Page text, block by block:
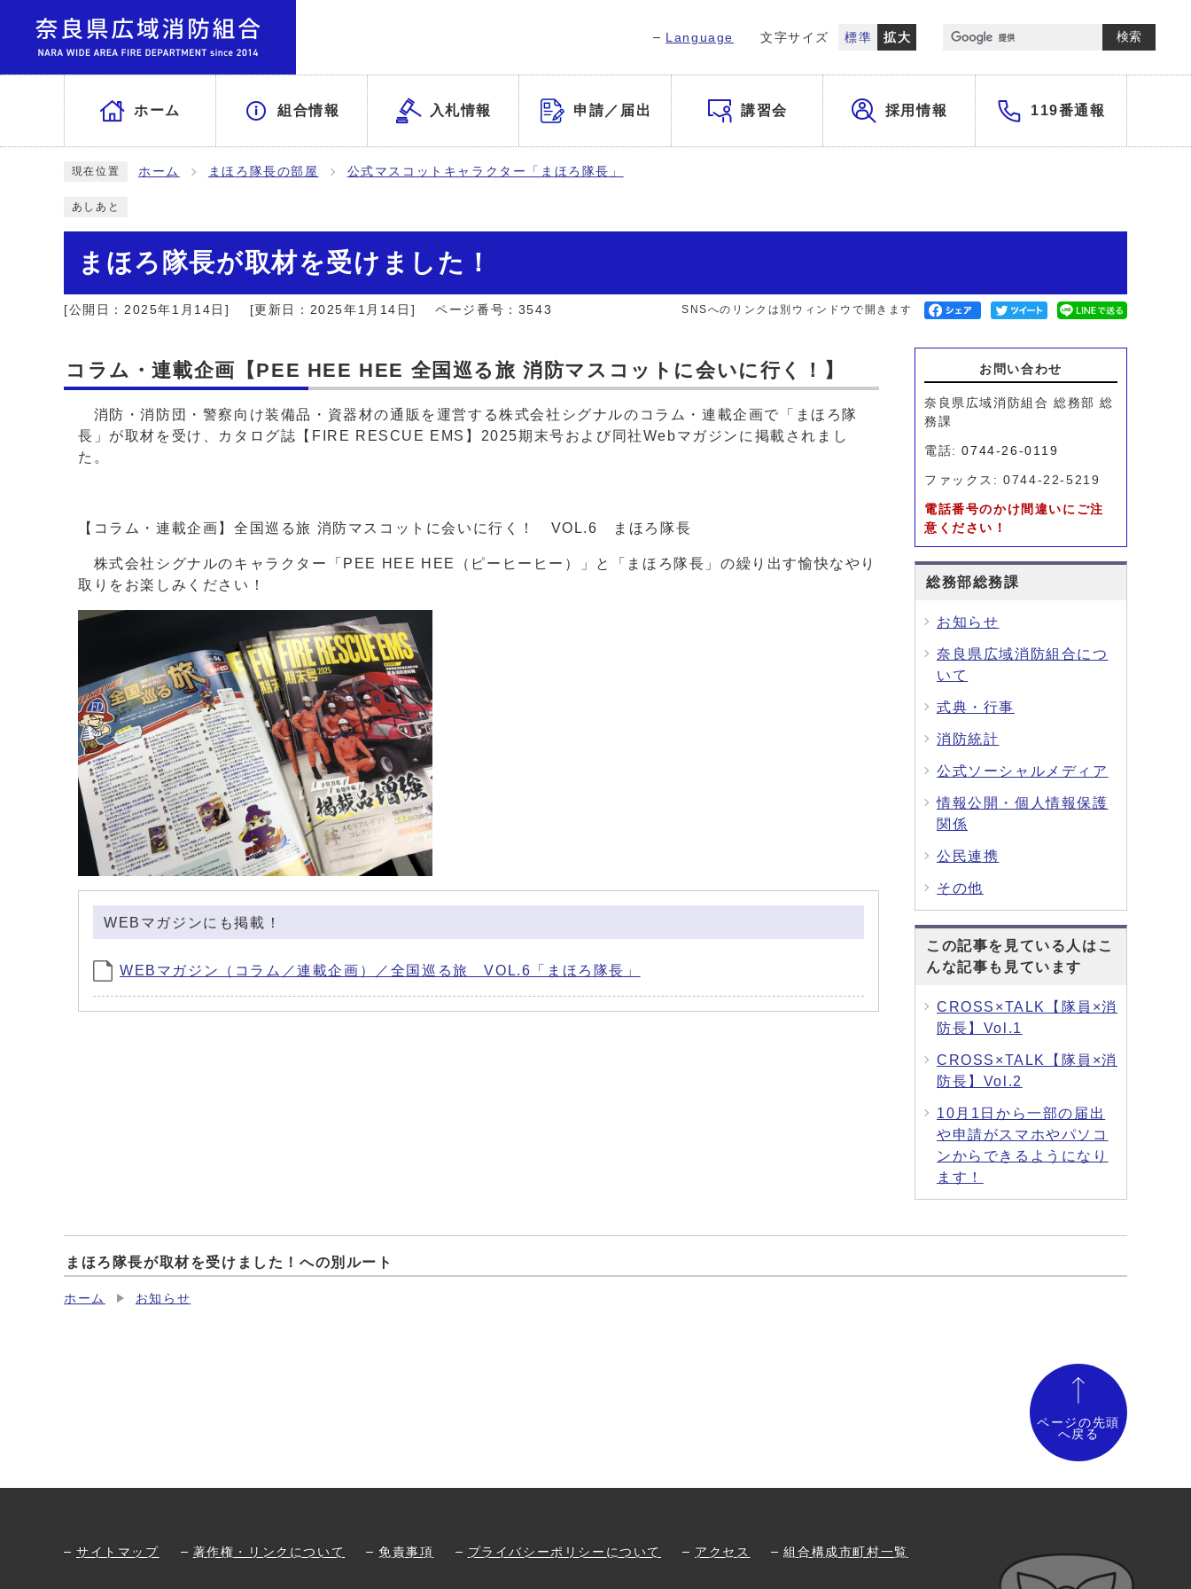
Language 文字サイズ 標準 拡大 検索
ホーム 組合情報 入札情報 申請／届出 講習会 採用情報 119番通報
現在位置 ホーム まほろ隊長の部屋 公式マスコットキャラクター「まほろ隊長」
あしあと
まほろ隊長が取材を受けました！
[公開日：2025年1月14日] [更新日：2025年1月14日] ページ番号：3543 SNSへのリンクは別ウィンドウで開きます
コラム・連載企画【PEE HEE HEE 全国巡る旅 消防マスコットに会いに行く！】
消防・消防団・警察向け装備品・資器材の通販を運営する株式会社シグナルのコラム・連載企画で「まほろ隊
長」が取材を受け、カタログ誌【FIRE RESCUE EMS】2025期末号および同社Webマガジンに掲載されまし
た。
【コラム・連載企画】全国巡る旅 消防マスコットに会いに行く！ VOL.6 まほろ隊長
株式会社シグナルのキャラクター「PEE HEE HEE（ピーヒーヒー）」と「まほろ隊長」の繰り出す愉快なやり
取りをお楽しみください！
WEBマガジンにも掲載！
WEBマガジン（コラム／連載企画）／全国巡る旅 VOL.6「まほろ隊長」
お問い合わせ
奈良県広域消防組合 総務部 総
務課
電話:0744-26-0119
ファックス: 0744-22-5219
電話番号のかけ間違いにご注
意ください！
総務部総務課
お知らせ
奈良県広域消防組合につ
いて
式典・行事
消防統計
公式ソーシャルメディア
情報公開・個人情報保護
関係
公民連携
その他
この記事を見ている人はこ
んな記事も見ています
CROSS×TALK【隊員×消
防長】Vol.1
CROSS×TALK【隊員×消
防長】Vol.2
10月1日から一部の届出
や申請がスマホやパソコ
ンからできるようになり
ます！
まほろ隊長が取材を受けました！への別ルート
ホーム お知らせ
ページの先頭
へ戻る
サイトマップ 著作権・リンクについて 免責事項 プライバシーポリシーについて アクセス 組合構成市町村一覧